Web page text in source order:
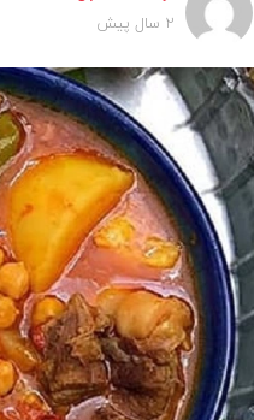
2 سال پیش